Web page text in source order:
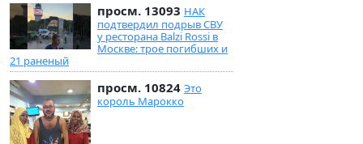
просм. 13093 НАК
подтвердил подрыв СВУ
у ресторана Balzi Rossi в
Москве: трое погибших и
21 раненый
просм. 10824 Это
король Марокко